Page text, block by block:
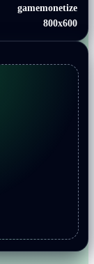
gamemonetize
800x600